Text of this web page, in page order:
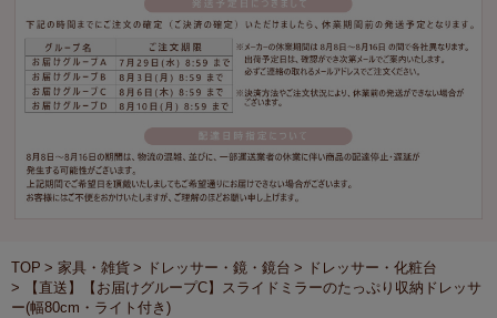
TOP 家具・雑貨 ドレッサー・鏡・鏡台
ドレッサー・化粧台
【直送】【お届けグループC】スライドミラーのたっぷり収納ドレッサ
ー(幅80cm・ライト付き)